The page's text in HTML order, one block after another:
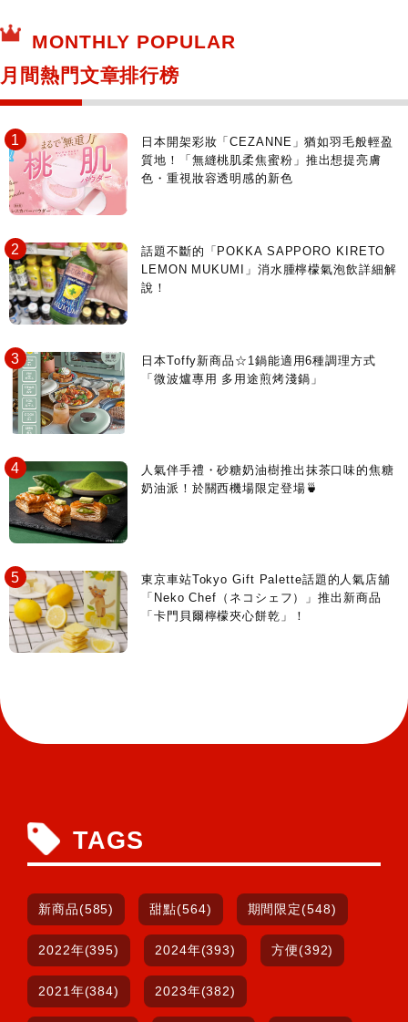
MONTHLY POPULAR
月間熱門文章排行榜
日本開架彩妝「CEZANNE」猶如羽毛般輕盈
質地！「無縫桃肌柔焦蜜粉」推出想提亮膚
色・重視妝容透明感的新色
話題不斷的「POKKA SAPPORO KIRETO
LEMON MUKUMI」消水腫檸檬氣泡飲詳細解
說！
日本Toffy新商品☆1鍋能適用6種調理方式
「微波爐專用 多用途煎烤淺鍋」
人氣伴手禮・砂糖奶油樹推出抹茶口味的焦糖
奶油派！於關西機場限定登場🍵
東京車站Tokyo Gift Palette話題的人氣店舖
「Neko Chef（ネコシェフ）」推出新商品
「卡門貝爾檸檬夾心餅乾」！
TAGS
新商品(585) 甜點(564) 期間限定(548)
2022年(395) 2024年(393) 方便(392)
2021年(384) 2023年(382)